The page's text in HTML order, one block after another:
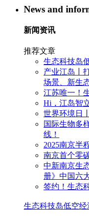
News and
新闻资讯
推荐文章
生态科技岛
产业江岛丨
场景、新生
江苏唯一！
Hi，江岛智
世界环境日
国际生物多
线！
2025南京半
南京首个零
中新南京生
册》中国六
签约！生态
生态科技岛低空经